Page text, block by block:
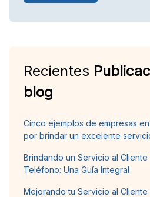
Recientes
blog
Cinco ejemplos de empresas
por brindar un excelente
Brindando un Servicio al
Teléfono: Una Guía Integral
Mejorando tu Servicio al